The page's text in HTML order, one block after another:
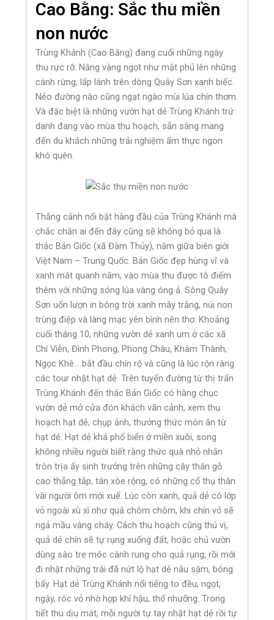
Cao Bằng: Sắc thu miền
non nước
Trùng Khánh (Cao Bằng) đang cuối những ngày
thu rực rỡ. Nắng vàng ngọt như mật phủ lên những
cánh rừng, lấp lánh trên dòng Quây Sơn xanh biếc.
Nẻo đường nào cũng ngạt ngào mùi lúa chín thơm.
Và đặc biệt là những vườn hạt dẻ Trùng Khánh trứ
danh đang vào mùa thu hoạch, sẵn sàng mang
đến du khách những trải nghiệm ẩm thực ngon
khó quên.
Thắng cảnh nổi bật hàng đầu của Trùng Khánh mà
chắc chắn ai đến đây cũng sẽ không bỏ qua là
thác Bản Giốc (xã Đàm Thủy), nằm giữa biên giới
Việt Nam – Trung Quốc. Bản Giốc đẹp hùng vĩ và
xanh mát quanh năm, vào mùa thu được tô điểm
thêm với những sóng lúa vàng óng ả. Sông Quây
Sơn uốn lượn in bóng trời xanh mây trắng, núi non
trùng điệp và làng mạc yên bình nên thơ. Khoảng
cuối tháng 10, những vườn dẻ xanh um ở các xã
Chí Viễn, Đình Phong, Phong Châu, Khâm Thành,
Ngọc Khê… bắt đầu chín rộ và cũng là lúc rộn ràng
các tour nhặt hạt dẻ. Trên tuyến đường từ thị trấn
Trùng Khánh đến thác Bản Giốc có hàng chục
vườn dẻ mở cửa đón khách vãn cảnh, xem thu
hoạch hạt dẻ, chụp ảnh, thưởng thức món ăn từ
hạt dẻ. Hạt dẻ khá phổ biến ở miền xuôi, song
không nhiều người biết rằng thức quà nhỏ nhắn
tròn trịa ấy sinh trưởng trên những cây thân gỗ
cao thẳng tắp, tán xòe rộng, có những cổ thụ thân
vài người ôm mới xuể. Lúc còn xanh, quả dẻ có lớp
vỏ ngoài xù xì như quả chôm chôm, khi chín vỏ sẽ
ngả mầu vàng cháy. Cách thu hoạch cũng thú vị,
quả dẻ chín sẽ tự rụng xuống đất, hoặc chủ vườn
dùng sào tre móc cành rung cho quả rụng, rồi mới
đi nhặt những trái đã nứt lộ hạt dẻ nâu sậm, bóng
bẩy. Hạt dẻ Trùng Khánh nổi tiếng to đều, ngọt,
ngậy, róc vỏ nhờ hợp khí hậu, thổ nhưỡng. Trong
tiết thu dịu mát, mỗi người tự tay nhặt hạt dẻ rồi tự